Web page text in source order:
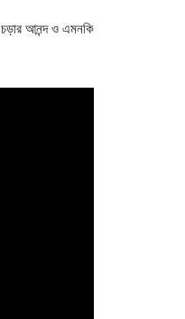
আনন্দ ও এমনকি